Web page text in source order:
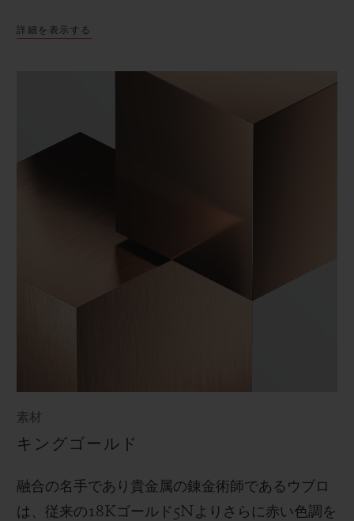
詳細を表示する
素材
キングゴールド
融合の名手であり貴金属の錬金術師であるウブロ
は、従来の18Kゴールド 5N よりさらに赤い色調を